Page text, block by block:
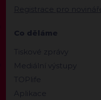
Registrace pro novináře
Co děláme
Tiskové zprávy
Mediální výstupy
TOPlife
Aplikace